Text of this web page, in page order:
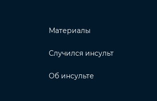
Материалы
Случился инсульт
Об инсульте